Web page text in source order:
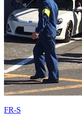
FR-S